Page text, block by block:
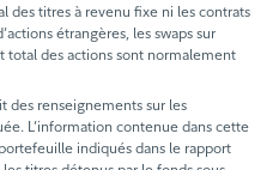
des titres à revenu fixe ni les contrats
étrangères, les swaps sur
total des actions sont normalement
des renseignements sur les
L’information contenue dans cette
indiqués dans le rapport